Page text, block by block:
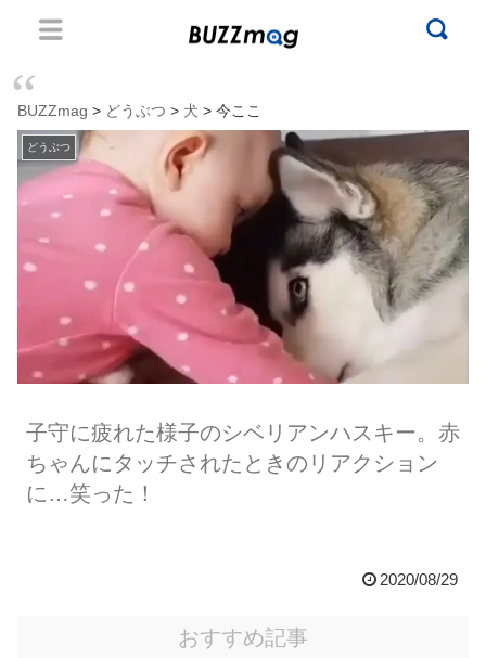
BUZZmag > どうぶつ > 犬 > 今ここ
どうぶつ
子守に疲れた様子のシベリアンハスキー。赤
ちゃんにタッチされたときのリアクション
に…笑った！
2020/08/29
おすすめ記事